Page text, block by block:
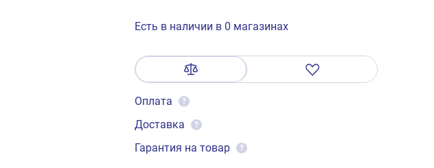
Есть в наличии в 0 магазинах
Оплата ?
Доставка ?
Гарантия на товар ?